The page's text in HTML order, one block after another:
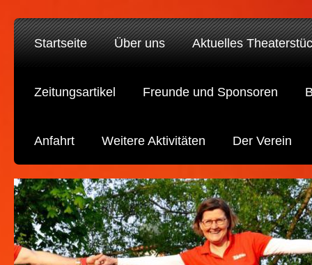
Startseite Über uns Aktuelles
Zeitungsartikel Freunde und Sponsoren
Anfahrt Weitere Aktivitäten Der Verein